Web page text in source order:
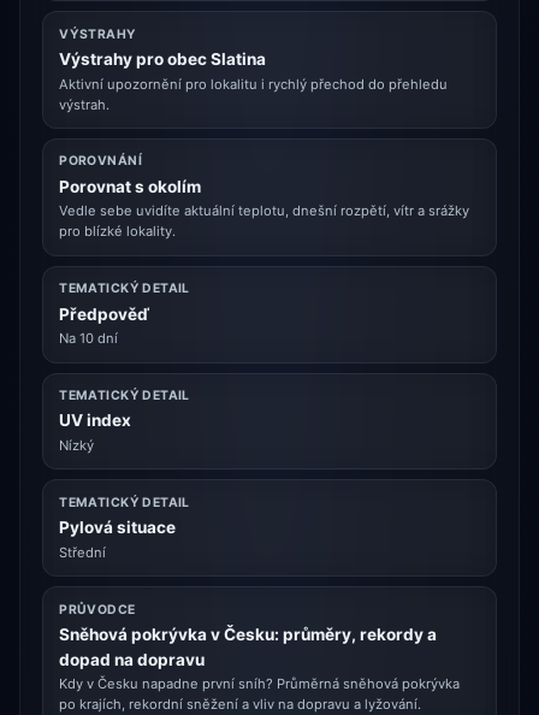
VÝSTRAHY
Výstrahy pro obec Slatina
Aktivní upozornění pro lokalitu i rychlý přechod do přehledu
výstrah.
POROVNÁNÍ
Porovnat s okolím
Vedle sebe uvidíte aktuální teplotu, dnešní rozpětí, vítr a srážky
pro blízké lokality.
TEMATICKÝ DETAIL
Předpověď
Na 10 dní
TEMATICKÝ DETAIL
UV index
Nízký
TEMATICKÝ DETAIL
Pylová situace
Střední
PRŮVODCE
Sněhová pokrývka v Česku: průměry, rekordy a
dopad na dopravu
Kdy v Česku napadne první sníh? Průměrná sněhová pokrývka
po krajích, rekordní sněžení a vliv na dopravu a lyžování.